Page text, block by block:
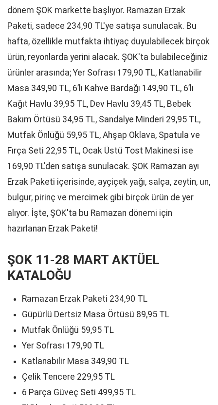
dönem ŞOK markette başlıyor. Ramazan Erzak
Paketi, sadece 234,90 TL'ye satışa sunulacak. Bu
hafta, özellikle mutfakta ihtiyaç duyulabilecek birçok
ürün, reyonlarda yerini alacak. ŞOK'ta bulabileceğiniz
ürünler arasında; Yer Sofrası 179,90 TL, Katlanabilir
Masa 349,90 TL, 6’lı Kahve Bardağı 149,90 TL, 6’lı
Kağıt Havlu 39,95 TL, Dev Havlu 39,45 TL, Bebek
Bakım Örtüsü 34,95 TL, Sandalye Minderi 29,95 TL,
Mutfak Önlüğü 59,95 TL, Ahşap Oklava, Spatula ve
Fırça Seti 22,95 TL, Ocak Üstü Tost Makinesi ise
169,90 TL'den satışa sunulacak. ŞOK Ramazan ayı
Erzak Paketi içerisinde, ayçiçek yağı, salça, zeytin, un,
bulgur, pirinç ve mercimek gibi birçok ürün de yer
alıyor. İşte, ŞOK'ta bu Ramazan dönemi için
hazırlanan Erzak Paketi!
ŞOK 11-28 MART AKTÜEL
KATALOĞU
Ramazan Erzak Paketi 234,90 TL
Güpürlü Dertsiz Masa Örtüsü 89,95 TL
Mutfak Önlüğü 59,95 TL
Yer Sofrası 179,90 TL
Katlanabilir Masa 349,90 TL
Çelik Tencere 229,95 TL
6 Parça Güveç Seti 499,95 TL